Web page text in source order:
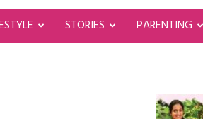
STORIES PARENTING